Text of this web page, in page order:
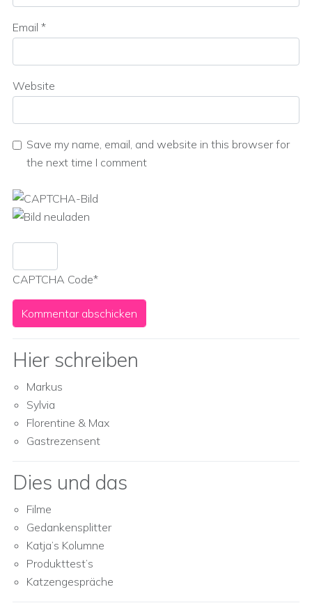
Email *
Website
Save my name, email, and website in this browser for
the next time I comment
CAPTCHA Code*
Hier schreiben
Markus
Sylvia
Florentine & Max
Gastrezensent
Dies und das
Filme
Gedankensplitter
Katja’s Kolumne
Produkttest’s
Katzengespräche